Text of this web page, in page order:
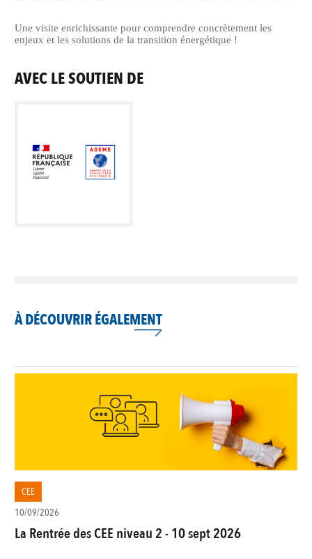
Une visite enrichissante pour comprendre concrètement les
enjeux et les solutions de la transition énergétique !
AVEC LE SOUTIEN DE
À DÉCOUVRIR ÉGALEMENT
CEE
10/09/2026
La Rentrée des CEE niveau 2 - 10 sept 2026